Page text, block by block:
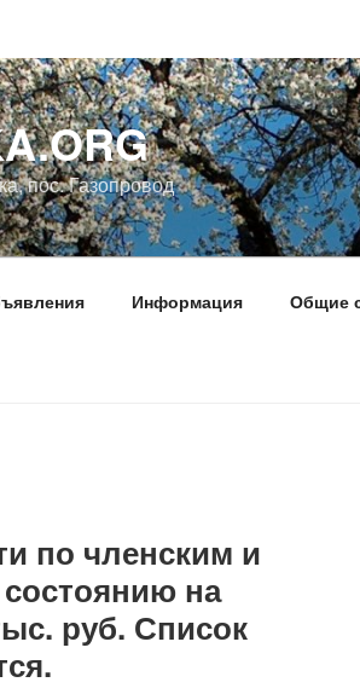
пос. Газопровод
Информация Общие
по членским и
на
руб. Список